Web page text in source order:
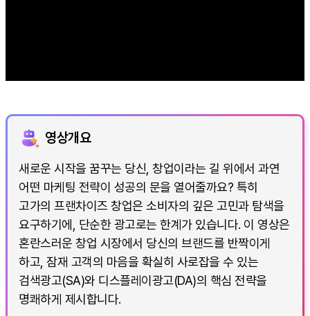
영상개요
새로운 시작을 꿈꾸는 당신, 창업이라는 길 위에서 과연
어떤 마케팅 전략이 성공의 문을 열어줄까요? 특히
고가의 프랜차이즈 창업은 소비자의 깊은 고민과 탐색을
요구하기에, 단순한 광고로는 한계가 있습니다. 이 영상은
혼란스러운 창업 시장에서 당신의 브랜드를 반짝이게
하고, 잠재 고객의 마음을 확실히 사로잡을 수 있는
검색광고(SA)와 디스플레이광고(DA)의 핵심 전략을
명쾌하게 제시합니다.